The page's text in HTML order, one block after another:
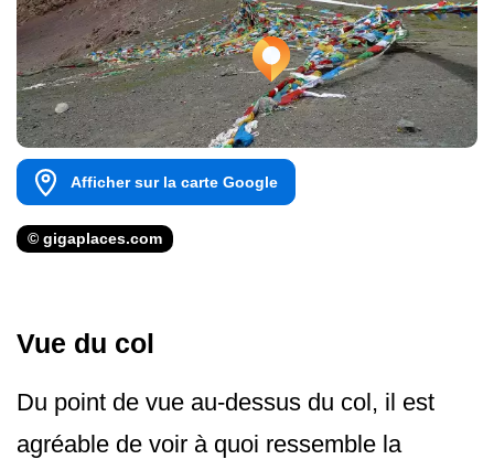
Afficher sur la carte Google
© gigaplaces.com
Vue du col
Du point de vue au-dessus du col, il est
agréable de voir à quoi ressemble la